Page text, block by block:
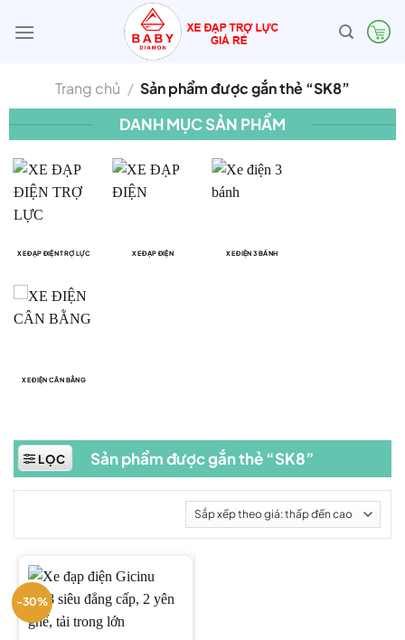
qua
Trang chủ / Sản phẩm được gắn thẻ “SK8”
DANH MỤC SẢN PHẨM
XE ĐẠP ĐIỆN TRỢ LỰC XE ĐẠP ĐIỆN XE ĐIỆN 3 BÁNH
XE ĐIỆN CÂN BẰNG
Sản phẩm được gắn thẻ “SK8”
LỌC
-30%